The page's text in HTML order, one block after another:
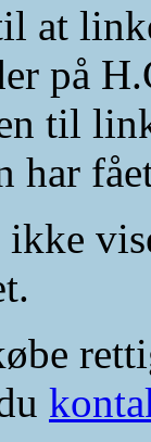
at
på
til
har